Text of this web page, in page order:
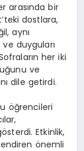
arasında bir
dostlara,
aynı
ve duyguları
her iki
ve
dile getirdi.
öğrencileri
Etkinlik,
önemli